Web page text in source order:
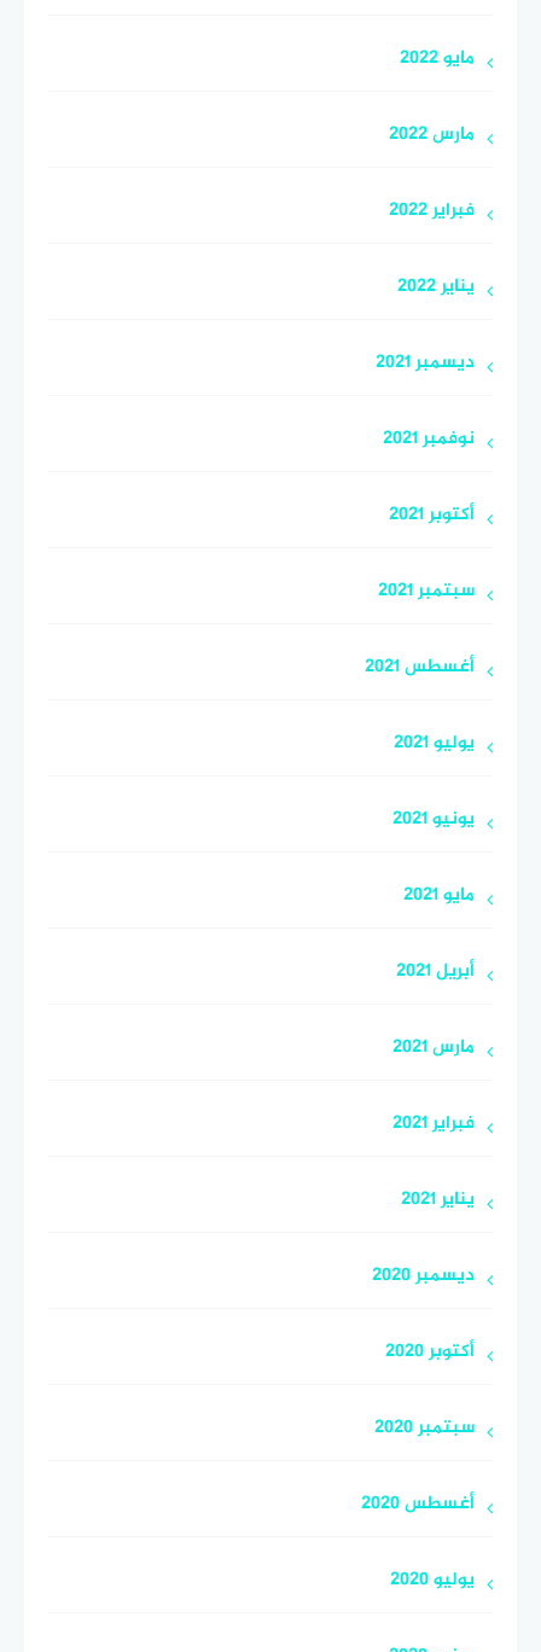
مايو 2022
مارس 2022
فبراير 2022
يناير 2022
ديسمبر 2021
نوفمبر 2021
أكتوبر 2021
سبتمبر 2021
أغسطس 2021
يوليو 2021
يونيو 2021
مايو 2021
أبريل 2021
مارس 2021
فبراير 2021
يناير 2021
ديسمبر 2020
أكتوبر 2020
سبتمبر 2020
أغسطس 2020
يوليو 2020